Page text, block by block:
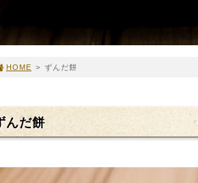
HOME > ずんだ餅
んだ餅